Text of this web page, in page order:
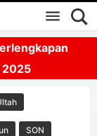
2025
SON